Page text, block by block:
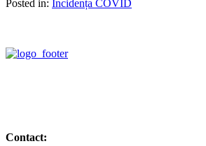
Posted in: Incidența COVID
Contact: